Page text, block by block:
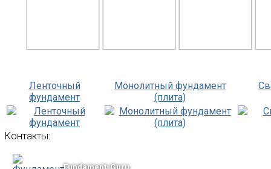
Ленточный
фундамент
Монолитный фундамент
(плита)
Контакты:
Fundament-Guru